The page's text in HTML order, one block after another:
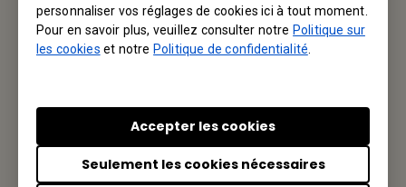
personnaliser vos réglages de cookies ici à tout moment.
Pour en savoir plus, veuillez consulter notrePolitique sur
les cookies et notrePolitique de confidentialité
Seulement les cookies nécessaires
Accepter les cookies
Nous aimerions avoir de vos nouvelles.
Contactez-nous
Votre BenQ
BenQ America Corp.